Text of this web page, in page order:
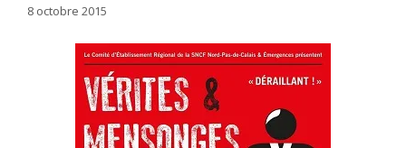
8 octobre 2015